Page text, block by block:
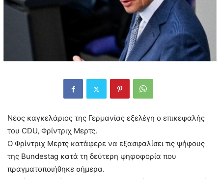
Νέος καγκελάριος της Γερμανίας εξελέγη ο επικεφαλής
του CDU, Φρίντριχ Μερτς.
O Φρίντριχ Μερτς κατάφερε να εξασφαλίσει τις ψήφους
της Bundestag κατά τη δεύτερη ψηφοφορία που
πραγματοποιήθηκε σήμερα.